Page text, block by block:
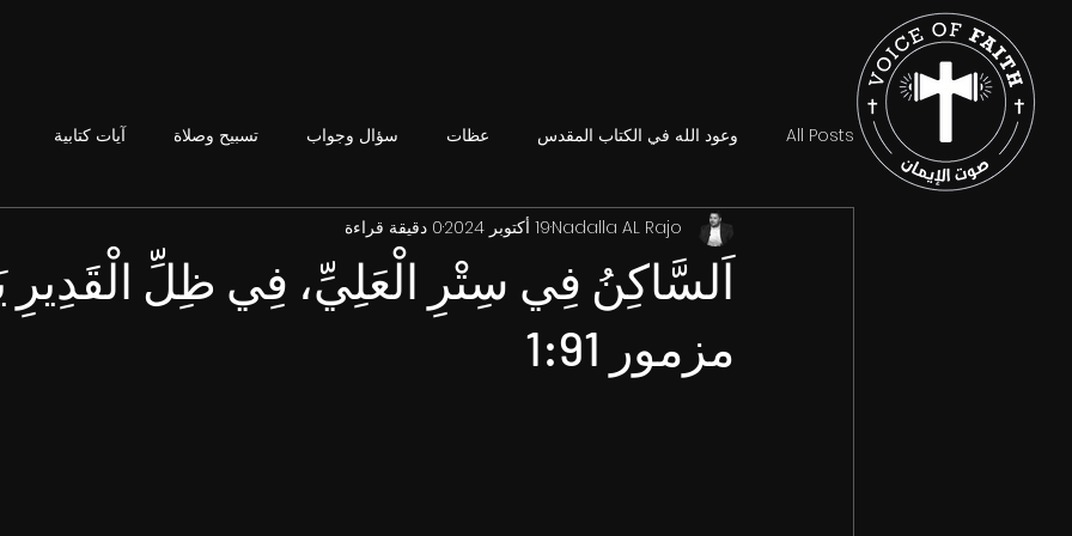
All Posts وعود الله في الكتاب المقدس عظات سؤال وجواب تسبيح وصلاة آيات كتابية
اَلسَّاكِنُ فِي سِتْرِ الْعَلِيِّ، فِي ظِلِّ الْقَدِيرِ
مزمور 1:91
Nadalla AL Rajo19 أكتوبر 2024 0 دقيقة قراءة